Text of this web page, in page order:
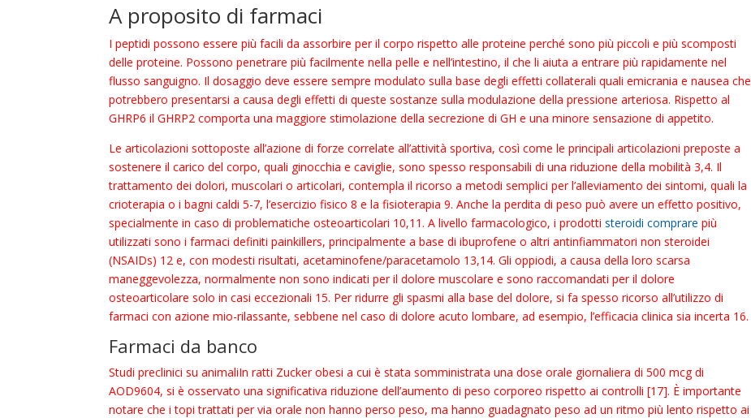
A proposito di farmaci
I peptidi possono essere più facili da assorbire per il corpo rispetto alle proteine perché sono più piccoli e più scomposti
delle proteine. Possono penetrare più facilmente nella pelle e nell’intestino, il che li aiuta a entrare più rapidamente nel
flusso sanguigno. Il dosaggio deve essere sempre modulato sulla base degli effetti collaterali quali emicrania e nausea che
potrebbero presentarsi a causa degli effetti di queste sostanze sulla modulazione della pressione arteriosa. Rispetto al
GHRP6 il GHRP2 comporta una maggiore stimolazione della secrezione di GH e una minore sensazione di appetito.
Le articolazioni sottoposte all’azione di forze correlate all’attività sportiva, così come le principali articolazioni preposte a
sostenere il carico del corpo, quali ginocchia e caviglie, sono spesso responsabili di una riduzione della mobilità 3,4. Il
trattamento dei dolori, muscolari o articolari, contempla il ricorso a metodi semplici per l’alleviamento dei sintomi, quali la
crioterapia o i bagni caldi 5-7, l’esercizio fisico 8 e la fisioterapia 9. Anche la perdita di peso può avere un effetto positivo,
specialmente in caso di problematiche osteoarticolari 10,11. A livello farmacologico, i prodottisteroidi comprare più
utilizzati sono i farmaci definiti painkillers, principalmente a base di ibuprofene o altri antinfiammatori non steroidei
(NSAIDs) 12 e, con modesti risultati, acetaminofene/paracetamolo 13,14. Gli oppiodi, a causa della loro scarsa
maneggevolezza, normalmente non sono indicati per il dolore muscolare e sono raccomandati per il dolore
osteoarticolare solo in casi eccezionali 15. Per ridurre gli spasmi alla base del dolore, si fa spesso ricorso all’utilizzo di
farmaci con azione mio-rilassante, sebbene nel caso di dolore acuto lombare, ad esempio, l’efficacia clinica sia incerta 16.
Farmaci da banco
Studi preclinici su animaliIn ratti Zucker obesi a cui è stata somministrata una dose orale giornaliera di 500 mcg di
AOD9604, si è osservato una significativa riduzione dell’aumento di peso corporeo rispetto ai controlli [17]. È importante
notare che i topi trattati per via orale non hanno perso peso, ma hanno guadagnato peso ad un ritmo più lento rispetto ai